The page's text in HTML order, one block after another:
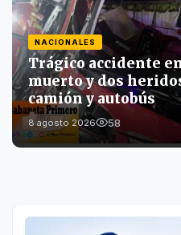
NACIONALES
Trágico accidente
muerto y dos
camión y autobús
8 agosto 2026 58